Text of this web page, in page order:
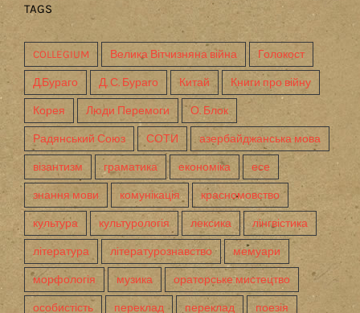
TAGS
COLLEGIUM Велика Вітчизняна війна Голокост
Д.Бураго Д. С. Бураго Китай Книги про війну
Корея Люди Перемоги О. Блок
Радянський Союз СОТИ азербайджанська мова
візантизм граматика економіка есе
знання мови комунікація красномовство
культура культурологія лексика лінгвістика
література літературознавство мемуари
морфологія музика ораторське мистецтво
особистість переклад переклад поезія